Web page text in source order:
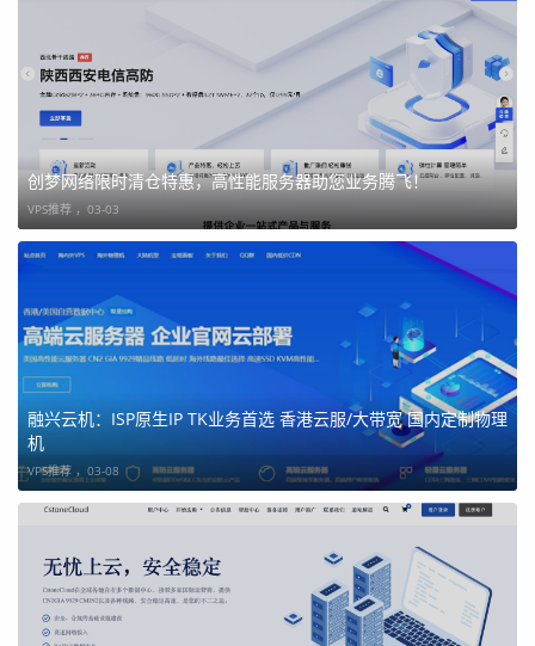
创梦网络限时清仓特惠，高性能服务器助您业务腾飞！
VPS推荐 ， 03-03
融兴云机：ISP原生IP TK业务首选 香港云服/大带宽 国内定制物理
机
VPS推荐 ， 03-08